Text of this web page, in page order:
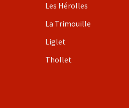
Les Hérolles
La Trimouille
Liglet
Thollet